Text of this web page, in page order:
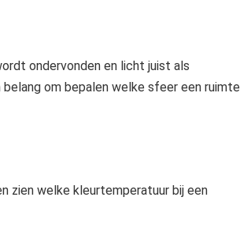
ondervonden en licht juist als
om bepalen welke sfeer een ruimte
zien welke kleurtemperatuur bij een